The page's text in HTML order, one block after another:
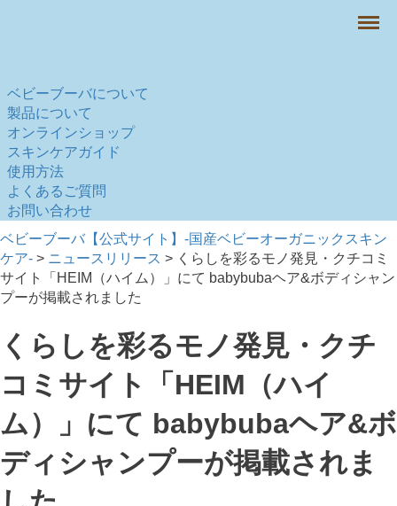
ベビーブーバについて
製品について
オンラインショップ
スキンケアガイド
使用方法
よくあるご質問
お問い合わせ
Menu
ベビーブーバ【公式サイト】-国産ベビーオーガニックスキン
ケア- > ニュースリリース > くらしを彩るモノ発見・クチコミ
サイト「HEIM（ハイム）」にて babybubaヘア&ボディシャン
プーが掲載されました
くらしを彩るモノ発見・クチ
コミサイト「HEIM（ハイ
ム）」にて babybubaヘア&ボ
ディシャンプーが掲載されま